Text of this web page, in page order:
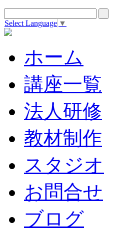
Select Language ▼
ホーム
講座一覧
法人研修
教材制作
スタジオ
お問合せ
ブログ